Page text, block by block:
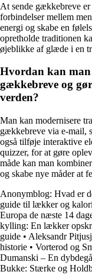
At sende gækkebreve
forbindelser mellem
energi og skabe en
opretholde traditionen
øjeblikke af glæde i en
Hvordan kan
gækkebreve og
verden?
Man kan modernisere
gækkebreve via e-mail,
også tilføje interaktive
quizzer, for at gøre
måde kan man
og skabe nye måder at
Anonymblog: Hvad er
guide til lækker og
Europa de næste 14
kylling: En lækker
guide • Aleksandr
historie • Vorterod og
Dumanski – En
Bukke: Stærke og